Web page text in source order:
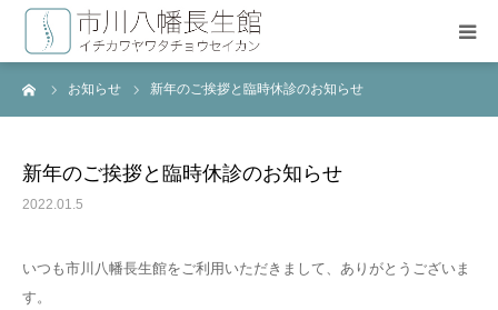
お知らせ 新年のご挨拶と臨時休診のお知らせ
新年のご挨拶と臨時休診のお知らせ
2022.01.5
いつも市川八幡長生館をご利用いただきまして、ありがとうございま
す。
HOME